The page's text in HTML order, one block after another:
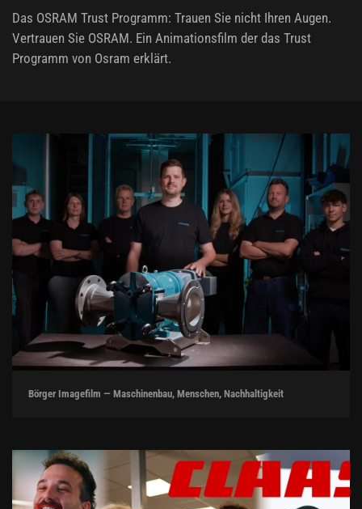
Das OSRAM Trust Programm: Trauen Sie nicht Ihren Augen.
Vertrauen Sie OSRAM. Ein Animationsfilm der das Trust
Programm von Osram erklärt.
Börger Imagefilm — Maschinenbau, Menschen, Nachhaltigkeit